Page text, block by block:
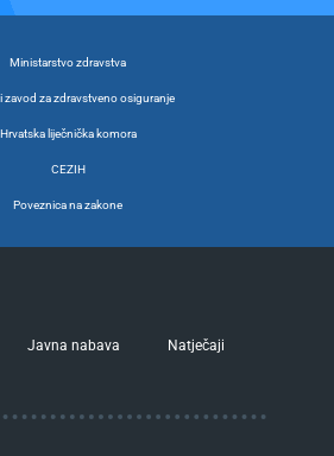
Ministarstvo zdravstva
zavod za zdravstveno osiguranje
Hrvatska liječnička komora
CEZIH
Poveznica na zakone
Javna nabava Natječaji